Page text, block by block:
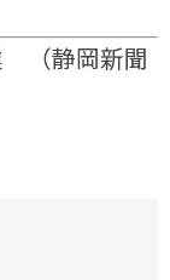
（静岡新聞